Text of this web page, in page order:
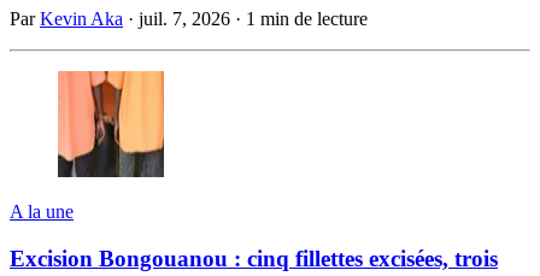
ParKevin Aka · juil. 7, 2026 · 1 min de lecture
A la une
Excision Bongouanou : cinq fillettes excisées, trois